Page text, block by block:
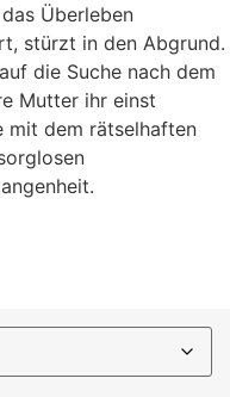
Überleben
stürzt in den Abgrund.
die Suche nach dem
Mutter ihr einst
mit dem rätselhaften